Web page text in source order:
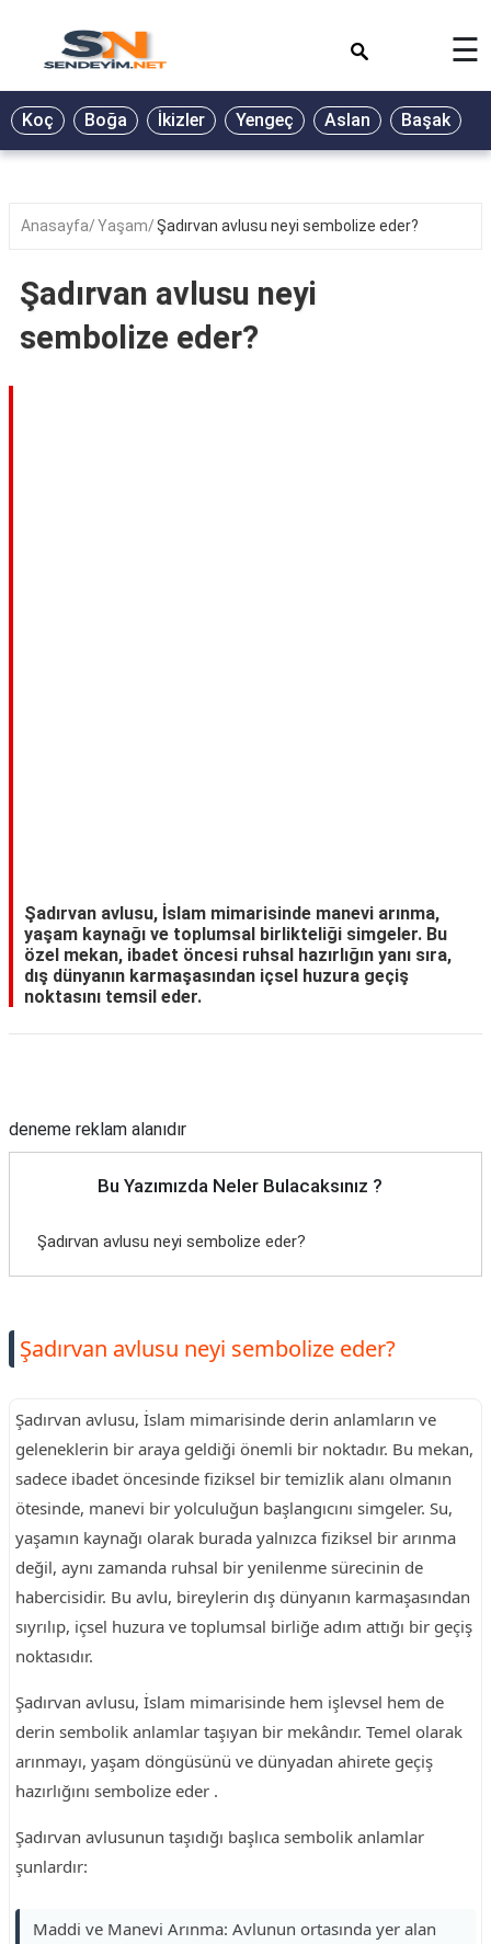
BİYOGRAFİ
GALERİ
ŞİİR
RÜYA
☰
Koç Boğa İkizler Yengeç Aslan Başak
Anasayfa Yaşam Şadırvan avlusu neyi sembolize eder?
Şadırvan avlusu neyi
sembolize eder?
Şadırvan avlusu, İslam mimarisinde manevi arınma,
yaşam kaynağı ve toplumsal birlikteliği simgeler. Bu
özel mekan, ibadet öncesi ruhsal hazırlığın yanı sıra,
dış dünyanın karmaşasından içsel huzura geçiş
noktasını temsil eder.
deneme reklam alanıdır
Bu Yazımızda Neler Bulacaksınız ?
Şadırvan avlusu neyi sembolize eder?
Şadırvan avlusu neyi sembolize eder?
Şadırvan avlusu, İslam mimarisinde derin anlamların ve
geleneklerin bir araya geldiği önemli bir noktadır. Bu mekan,
sadece ibadet öncesinde fiziksel bir temizlik alanı olmanın
ötesinde, manevi bir yolculuğun başlangıcını simgeler. Su,
yaşamın kaynağı olarak burada yalnızca fiziksel bir arınma
değil, aynı zamanda ruhsal bir yenilenme sürecinin de
habercisidir. Bu avlu, bireylerin dış dünyanın karmaşasından
sıyrılıp, içsel huzura ve toplumsal birliğe adım attığı bir geçiş
noktasıdır.
Şadırvan avlusu, İslam mimarisinde hem işlevsel hem de
derin sembolik anlamlar taşıyan bir mekândır. Temel olarak
arınmayı, yaşam döngüsünü ve dünyadan ahirete geçiş
hazırlığını sembolize eder .
Şadırvan avlusunun taşıdığı başlıca sembolik anlamlar
şunlardır:
Maddi ve Manevi Arınma: Avlunun ortasında yer alan